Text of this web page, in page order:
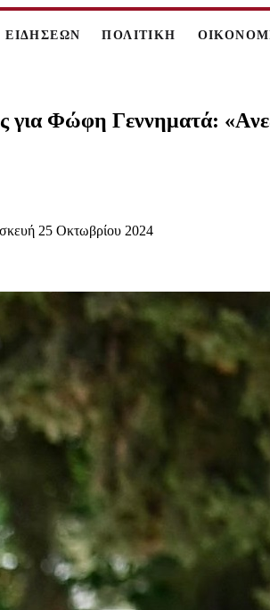
ΕΙΔΗΣΕΩΝ ΠΟΛΙΤΙΚΗ
για Φώφη Γεννηματά:
25 Οκτωβρίου 2024